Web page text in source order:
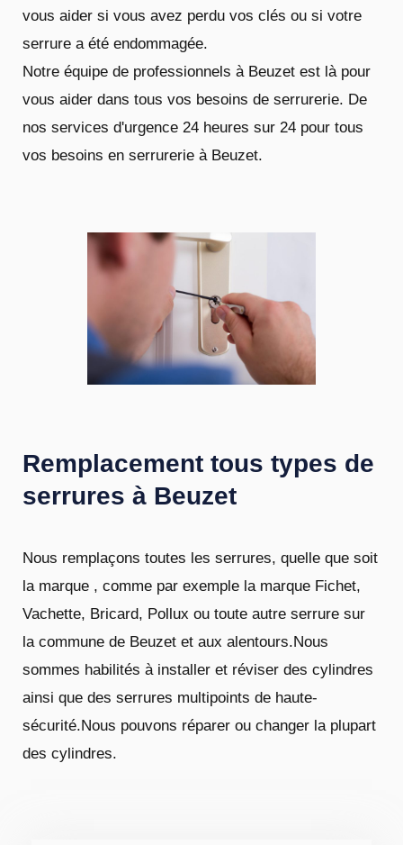
vous aider si vous avez perdu vos clés ou si votre
serrure a été endommagée.
Notre équipe de professionnels à Beuzet est là pour
vous aider dans tous vos besoins de serrurerie. De
nos services d'urgence 24 heures sur 24 pour tous
vos besoins en serrurerie à Beuzet.
Remplacement tous types de
serrures à Beuzet
Nous remplaçons toutes les serrures, quelle que soit
la marque , comme par exemple la marque Fichet,
Vachette, Bricard, Pollux ou toute autre serrure sur
la commune de Beuzet et aux alentours.Nous
sommes habilités à installer et réviser des cylindres
ainsi que des serrures multipoints de haute-
sécurité.Nous pouvons réparer ou changer la plupart
des cylindres.